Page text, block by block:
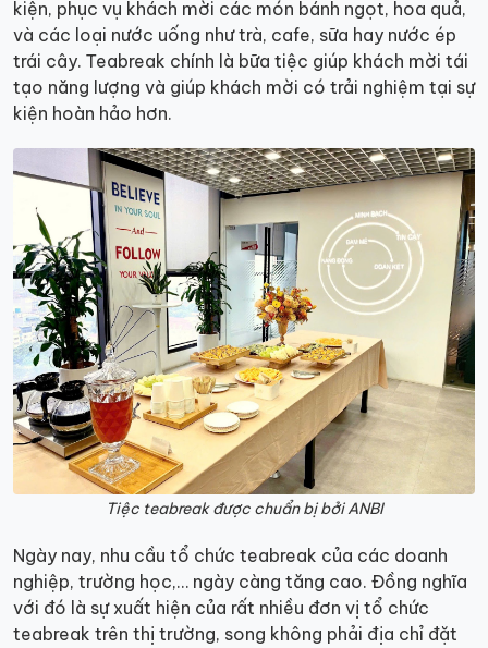
kiện, phục vụ khách mời các món bánh ngọt, hoa quả,
và các loại nước uống như trà, cafe, sữa hay nước ép
trái cây. Teabreak chính là bữa tiệc giúp khách mời tái
tạo năng lượng và giúp khách mời có trải nghiệm tại sự
kiện hoàn hảo hơn.
Tiệc teabreak được chuẩn bị bởi ANBI
Ngày nay, nhu cầu tổ chức teabreak của các doanh
nghiệp, trường học,… ngày càng tăng cao. Đồng nghĩa
với đó là sự xuất hiện của rất nhiều đơn vị tổ chức
teabreak trên thị trường, song không phải địa chỉ đặt